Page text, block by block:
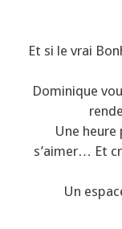
Et si le vrai
Dominique
Une heure
s’aimer… Et
Un